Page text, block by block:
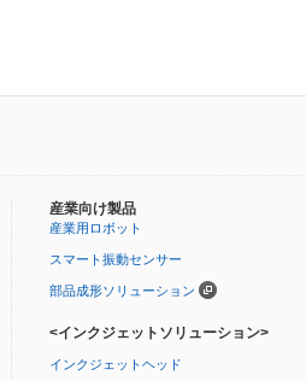
産業向け製品
産業用ロボット
スマート振動センサー
部品成形ソリューション
<インクジェットソリューション>
インクジェットヘッド